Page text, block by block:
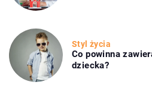
Styl życia
Co powinna
dziecka?